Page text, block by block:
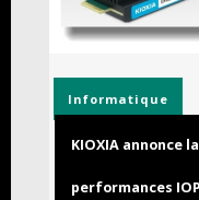
Informatique
KIOXIA annonce
performances